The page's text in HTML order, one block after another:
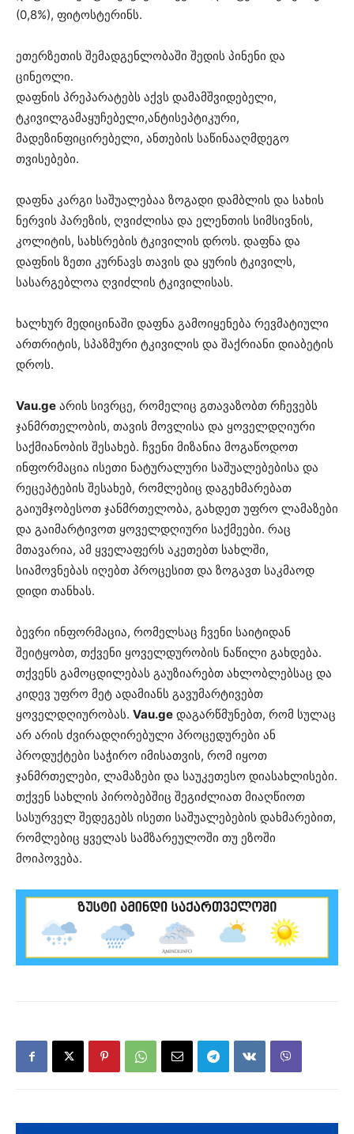
(0,8%), ფიტოსტერინს.
ეთერზეთის შემადგენლობაში შედის პინენი და
ცინეოლი.
დაფნის პრეპარატებს აქვს დამამშვიდებელი,
ტკივილგამაყუჩებელი,ანტისეპტიკური,
მადეზინფიცირებელი, ანთების საწინააღმდეგო
თვისებები.
დაფნა კარგი საშუალებაა ზოგადი დამბლის და სახის
ნერვის პარეზის, ღვიძლისა და ელენთის სიმსივნის,
კოლიტის, სახსრების ტკივილის დროს. დაფნა და
დაფნის ზეთი კურნავს თავის და ყურის ტკივილს,
სასარგებლოა ღვიძლის ტკივილისას.
ხალხურ მედიცინაში დაფნა გამოიყენება რევმატიული
ართრიტის, სპაზმური ტკივილის და შაქრიანი დიაბეტის
დროს.
Vau.ge არის სივრცე, რომელიც გთავაზობთ რჩევებს
ჯანმრთელობის, თავის მოვლისა და ყოველდღიური
საქმიანობის შესახებ. ჩვენი მიზანია მოგაწოდოთ
ინფორმაცია ისეთი ნატურალური საშუალებებისა და
რეცეპტების შესახებ, რომლებიც დაგეხმარებათ
გაიუმჯობესოთ ჯანმრთელობა, გახდეთ უფრო ლამაზები
და გაიმარტივოთ ყოველდღიური საქმეები. რაც
მთავარია, ამ ყველაფერს აკეთებთ სახლში,
სიამოვნებას იღებთ პროცესით და ზოგავთ საკმაოდ
დიდი თანხას.
ბევრი ინფორმაცია, რომელსაც ჩვენი საიტიდან
შეიტყობთ, თქვენი ყოველდურობის ნაწილი გახდება.
თქვენს გამოცდილებას გაუზიარებთ ახლობლებსაც და
კიდევ უფრო მეტ ადამიანს გავუმარტივებთ
ყოველდღიურობას. Vau.ge დაგარწმუნებთ, რომ სულაც
არ არის ძვირადღირებული პროცედურები ან
პროდუქტები საჭირო იმისათვის, რომ იყოთ
ჯანმრთელები, ლამაზები და საუკეთესო დიასახლისები.
თქვენ სახლის პირობებშიც შეგიძლიათ მიაღწიოთ
სასურველ შედეგებს ისეთი საშუალებების დახმარებით,
რომლებიც ყველას სამზარეულოში თუ ეზოში
მოიპოვება.